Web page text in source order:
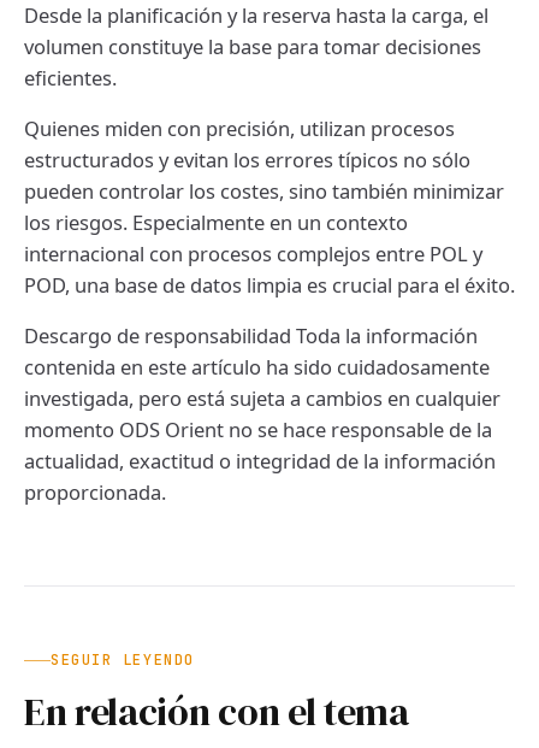
Desde la planificación y la reserva hasta la carga, el
volumen constituye la base para tomar decisiones
eficientes.
Quienes miden con precisión, utilizan procesos
estructurados y evitan los errores típicos no sólo
pueden controlar los costes, sino también minimizar
los riesgos. Especialmente en un contexto
internacional con procesos complejos entre POL y
POD, una base de datos limpia es crucial para el éxito.
Descargo de responsabilidad Toda la información
contenida en este artículo ha sido cuidadosamente
investigada, pero está sujeta a cambios en cualquier
momento ODS Orient no se hace responsable de la
actualidad, exactitud o integridad de la información
proporcionada.
SEGUIR LEYENDO
En relación con el tema